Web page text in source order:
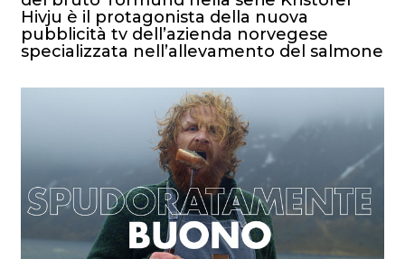
Hivju è il protagonista della nuova
pubblicità tv dell’azienda norvegese
specializzata nell’allevamento del salmone